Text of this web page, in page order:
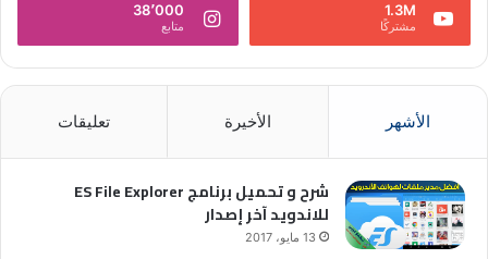
1.3M
مشتركًا
38٬000
متابع
الأشهر الأخيرة تعليقات
شرح و تحميل برنامج ES File Explorer
للاندويد آخر إصدار
13 مايو، 2017